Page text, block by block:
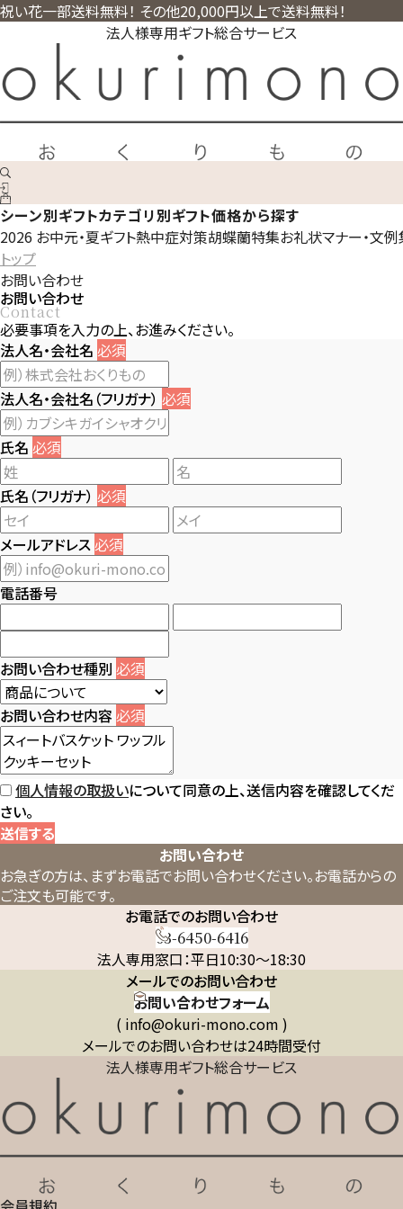
祝い花一部送料無料！ その他20,000円以上で送料無料！
法人様専用ギフト総合サービス
シーン別ギフトカテゴリ別ギフト価格から探す
2026 お中元・夏ギフト熱中症対策胡蝶蘭特集お礼状マナー・文
トップ
お問い合わせ
お問い合わせ
Contact
必要事項を入力の上、お進みください。
法人名・会社名 必須
法人名・会社名（フリガナ） 必須
氏名 必須
氏名（フリガナ） 必須
メールアドレス必須
電話番号
お問い合わせ種別 必須
お問い合わせ内容 必須
個人情報の取扱いについて同意の上、送信内容を確認してくだ
さい。
送信する
お問い合わせ
お急ぎの方は、まずお電話でお問い合わせください。お電話からの
ご注文も可能です。
お電話でのお問い合わせ
03-6450-6416
法人専用窓口：平日10:30～18:30
メールでのお問い合わせ
お問い合わせフォーム
( info@okuri-mono.com )
メールでのお問い合わせは24時間受付
法人様専用ギフト総合サービス